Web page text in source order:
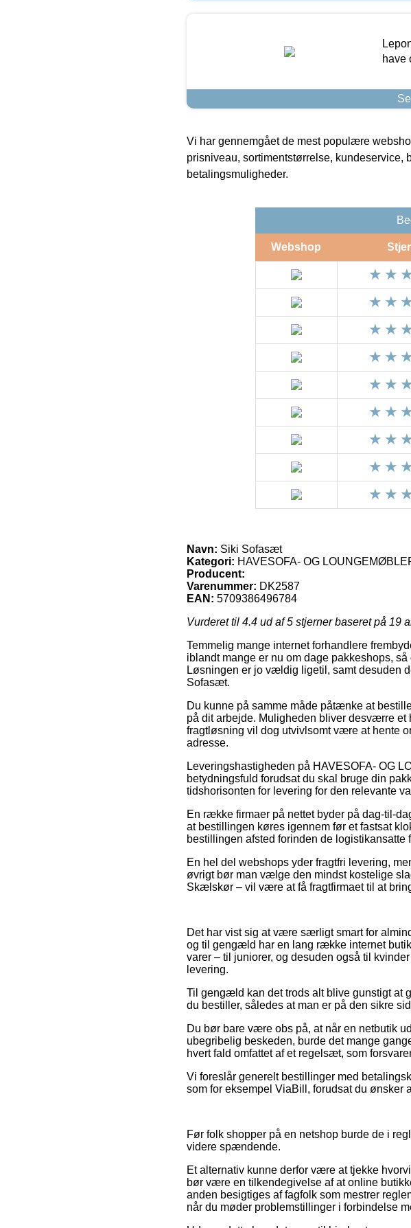
have
Vi har gennemgået de mest populære
prisniveau, sortimentstørrelse, kundeservice,
betalingsmuligheder.
Webshop
Navn: Siki Sofasæt
Kategori: HAVESOFA- OG
Producent:
Varenummer: DK2587
EAN: 5709386496784
Vurderet til 4.4 ud af 5 stjerner baseret på 19
Temmelig mange internet forhandlere
iblandt mange er nu om dage pakkeshops,
Løsningen er jo vældig ligetil, samt desuden
Sofasæt.
Du kunne på samme måde påtænke at
på dit arbejde. Muligheden bliver desværre et
fragtløsning vil dog utvivlsomt være at hente
adresse.
Leveringshastigheden på HAVESOFA- OG
betydningsfuld forudsat du skal bruge din
tidshorisonten for levering for den relevante
En række firmaer på nettet byder på dag-til-
at bestillingen køres igennem før et fastsat
bestillingen afsted forinden de logistikansatte
En hel del webshops yder fragtfri levering,
øvrigt bør man vælge den mindst kostelige
Skælskør – vil være at få fragtfirmaet til at
Det har vist sig at være særligt smart for
og til gengæld har en lang række internet
varer – til juniorer, og desuden også til
levering.
Til gengæld kan det trods alt blive gunstigt at
du bestiller, således at man er på den sikre
Du bør bare være obs på, at når en netbutik
ubegribelig beskeden, burde det mange
hvert fald omfattet af et regelsæt, som
Vi foreslår generelt bestillinger med
som for eksempel ViaBill, forudsat du ønsker
Før folk shopper på en netshop burde de i
videre spændende.
Et alternativ kunne derfor være at tjekke
bør være en tilkendegivelse af at online
anden besigtiges af fagfolk som mestrer
når du møder problemstillinger i forbindelse